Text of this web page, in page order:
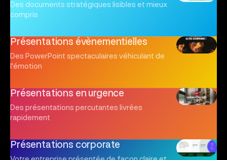
Des documents stratégiques lisibles et mieux
compris
Présentations évènementielles
Des PowerPoint spectaculaires véhiculant de
l'émotion
Présentations en urgence
Des présentations percutantes livrées
rapidement
Présentations corporate